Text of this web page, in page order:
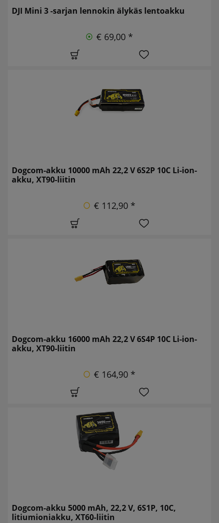
DJI Mini 3 -sarjan lennokin älykäs lentoakku
€ 69,00 *
Dogcom-akku 10000 mAh 22,2 V 6S2P 10C Li-ion-
akku, XT90-liitin
€ 112,90 *
Dogcom-akku 16000 mAh 22,2 V 6S4P 10C Li-ion-
akku, XT90-liitin
€ 164,90 *
Dogcom-akku 5000 mAh, 22,2 V, 6S1P, 10C,
litiumioniakku, XT60-liitin